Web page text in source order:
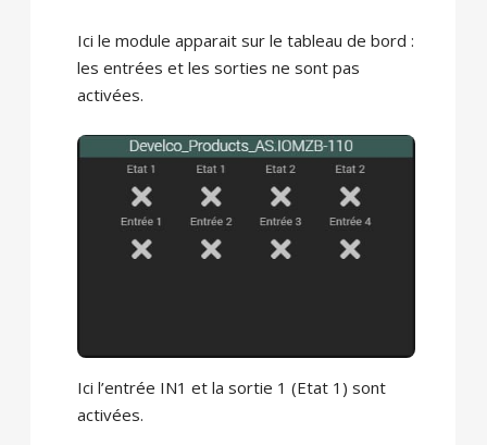
Ici le module apparait sur le tableau de bord :
les entrées et les sorties ne sont pas
activées.
Ici l’entrée IN1 et la sortie 1 (Etat 1) sont
activées.